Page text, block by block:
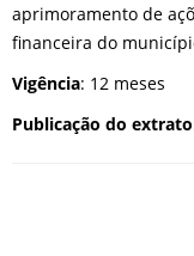
aprimoramento de
financeira do
Vigência: 12 meses
Publicação do extrato